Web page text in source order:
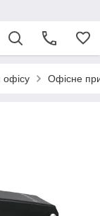
офісу Офісне